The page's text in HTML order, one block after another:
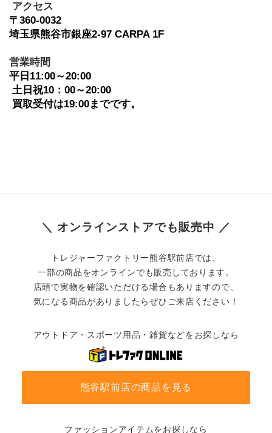
アクセス
〒360-0032
埼玉県熊谷市銀座2-97 CARPA 1F
﻿営業時間
平日11:00～20:00
土日祝10：00～20:00
買取受付は19:00までです。
＼ オンラインストアでも販売中 ／
トレジャーファクトリー熊谷駅前店では、
一部の商品をオンラインでも販売しております。
店頭で実物を確認いただける場合もありますので、
気になる商品がありましたらぜひご来店ください！
アウトドア・スポーツ用品・雑貨などをお探しなら
熊谷駅前店の商品を見る
ファッションアイテムをお探しなら